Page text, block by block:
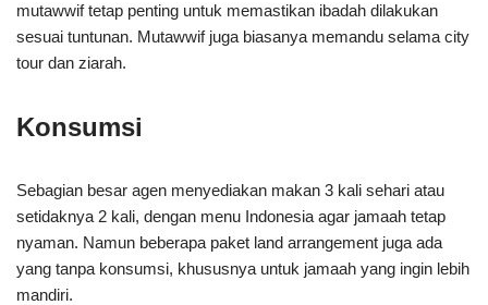
mutawwif tetap penting untuk memastikan ibadah dilakukan
sesuai tuntunan. Mutawwif juga biasanya memandu selama city
tour dan ziarah.
Konsumsi
Sebagian besar agen menyediakan makan 3 kali sehari atau
setidaknya 2 kali, dengan menu Indonesia agar jamaah tetap
nyaman. Namun beberapa paket land arrangement juga ada
yang tanpa konsumsi, khususnya untuk jamaah yang ingin lebih
mandiri.